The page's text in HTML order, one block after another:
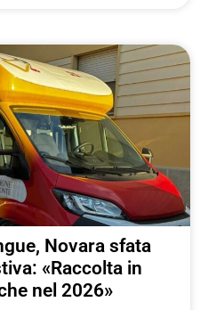
Novara sfata
«Raccolta in
nel 2026»